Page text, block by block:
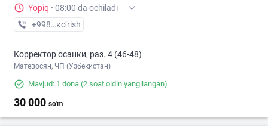
Yopiq · 08:00 da ochiladi
+998 (90) XXX-XX-XX
кo’rish
Корректор осанки, раз. 4 (46-48)
Матевосян, ЧП (Узбекистан)
Mavjud: 1 dona (2 soat oldin yangilangan)
30 000 so'm